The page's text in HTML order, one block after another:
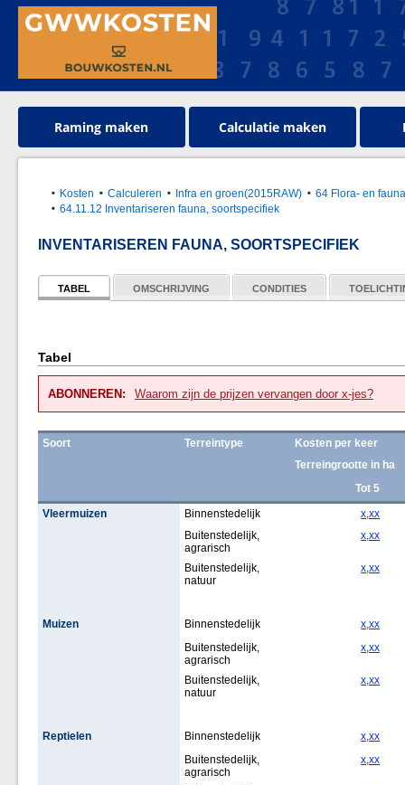
Raming maken Calculatie maken
Kosten Calculeren Infra en groen(2015RAW)
64 Flora- en
64.11.12 Inventariseren fauna, soortspecifiek
INVENTARISEREN FAUNA, SOORTSPECIFIEK
TABEL OMSCHRIJVING CONDITIES
Tabel
ABONNEREN: Waarom zijn de prijzen vervangen door x-jes?
Soort Terreintype
Kosten per keer
Terreingrootte in ha
Tot 5
Vleermuizen
Binnenstedelijk
x,xx
Buitenstedelijk,
agrarisch
x,xx
Buitenstedelijk,
natuur
x,xx
Muizen Binnenstedelijk
x,xx
Buitenstedelijk,
agrarisch
x,xx
Buitenstedelijk,
natuur
x,xx
Reptielen Binnenstedelijk
x,xx
Buitenstedelijk,
agrarisch
x,xx